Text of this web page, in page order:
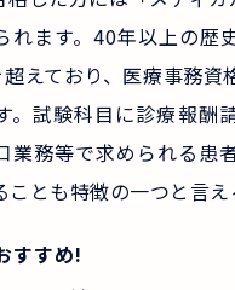
れます。40年以上の歴
えており、医療事務資
。試験科目に診療報酬
業務等で求められる患
ことも特徴の一つと言え
すすめ!